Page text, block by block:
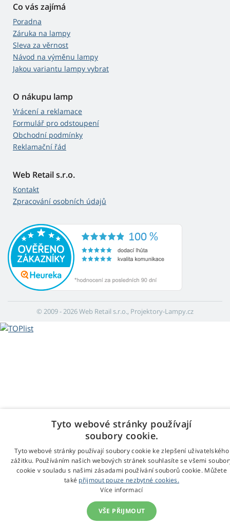
Co vás zajímá
Poradna
Záruka na lampy
Sleva za věrnost
Návod na výměnu lampy
Jakou variantu lampy vybrat
O nákupu lamp
Vrácení a reklamace
Formulář pro odstoupení
Obchodní podmínky
Reklamační řád
Web Retail s.r.o.
Kontakt
Zpracování osobních údajů
© 2009 - 2026 Web Retail s.r.o., Projektory-Lampy.cz
Tyto webové stránky používají
soubory cookie.
Tyto webové stránky používají soubory cookie ke zlepšení uživatelského
zážitku. Používáním našich webových stránek souhlasíte se všemi
cookie v souladu s našimi zásadami používání souborů cookie. Můžete
také přijmout pouze nezbytné cookies.
Více informací
VŠE PŘIJMOUT